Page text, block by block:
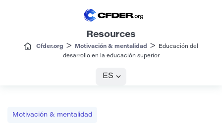
Resources
Cfder.org > Motivación & mentalidad >
Educación del
desarrollo en la educación superior
ES
Motivación & mentalidad